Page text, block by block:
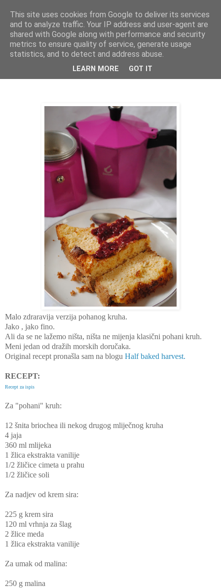
THURSDAYSCOOKING
utorak, 5. srpnja 2022.
"Pohani" kruh s krem sirom i malinama
Malo zdraravija verzija pohanog kruha.
Jako , jako fino.
Ali da se ne lažemo ništa, ništa ne mijenja klasični pohani kruh.
Meni jedan od dražih morskih doručaka.
Original recept pronašla sam na blogu Half baked harvest.
RECEPT:
Recept za ispis
Za "pohani" kruh:
12 šnita briochea ili nekog drugog mliječnog kruha
4 jaja
360 ml mlijeka
1 žlica ekstrakta vanilije
1/2 žličice cimeta u prahu
1/2 žličice soli
Za nadjev od krem sira:
225 g krem sira
120 ml vrhnja za šlag
2 žlice meda
1 žlica ekstrakta vanilije
Za umak od malina:
250 g malina
This site uses cookies from Google to deliver its services
and to analyze traffic. Your IP address and user-agent are
shared with Google along with performance and security
metrics to ensure quality of service, generate usage
statistics, and to detect and address abuse.
LEARN MORE GOT IT